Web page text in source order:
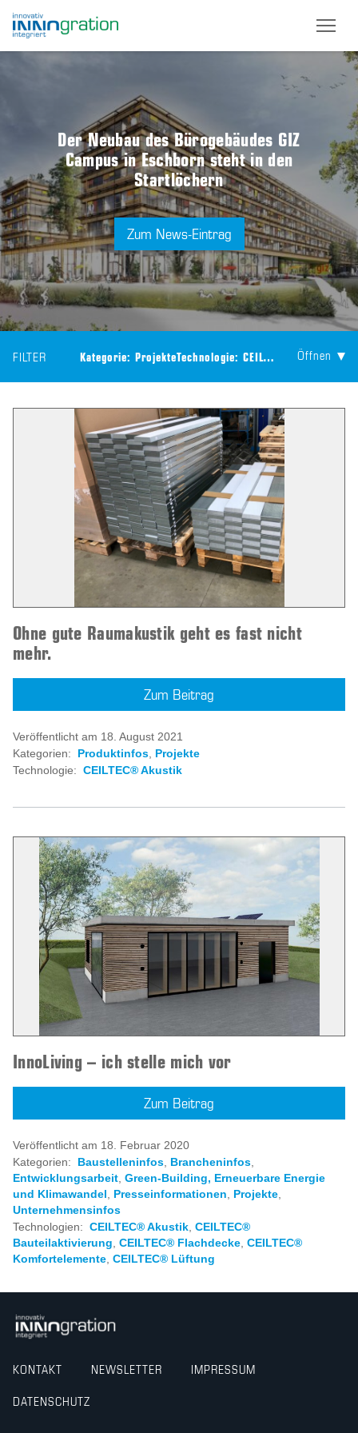
Der Neubau des Bürogebäudes GIZ
Campus in Eschborn steht in den
Startlöchern
Zum News-Eintrag
FILTER Kategorie: Projekte Technologie: CEILTEC® Akustik Öffnen
Ohne gute Raumakustik geht es fast nicht
mehr.
Zum Beitrag
Veröffentlicht am 18. August 2021
Kategorien:
Produktinfos, Projekte
Technologie: CEILTEC® Akustik
InnoLiving – ich stelle mich vor
Zum Beitrag
Veröffentlicht am 18. Februar 2020
Kategorien:
Baustelleninfos, Brancheninfos,
Entwicklungsarbeit Green-Building, Erneuerbare Energie
und Klimawandel
Presseinformationen Projekte
Unternehmensinfos
Technologien: CEILTEC® Akustik, CEILTEC®
Bauteilaktivierung CEILTEC® Flachdecke CEILTEC®
Komfortelemente CEILTEC® Lüftung
KONTAKT NEWSLETTER IMPRESSUM
DATENSCHUTZ